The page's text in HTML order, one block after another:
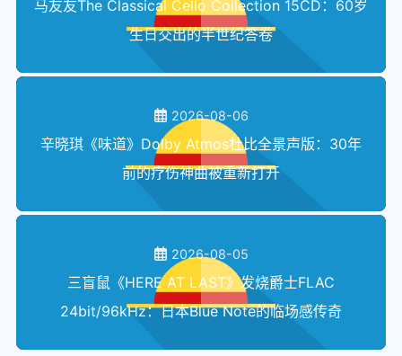
马友友The Classical Cello Collection 15CD：60岁
生日交出的半世纪答卷
2026-08-06
辛晓琪《味道》Dolby Atmos杜比全景声版：30年
前的疗伤神曲被重新打开
2026-08-05
三盲鼠《HERE AT LAST》发烧爵士FLAC
24bit/96kHz：日本Blue Note的临场感传奇